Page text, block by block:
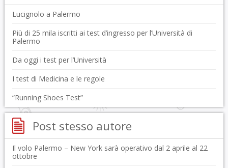
Lucignolo a Palermo
Più di 25 mila iscritti ai test d’ingresso per l’Università di
Palermo
Da oggi i test per l’Università
I test di Medicina e le regole
“Running Shoes Test”
Post stesso autore
Il volo Palermo – New York sarà operativo dal 2 aprile al 22
ottobre